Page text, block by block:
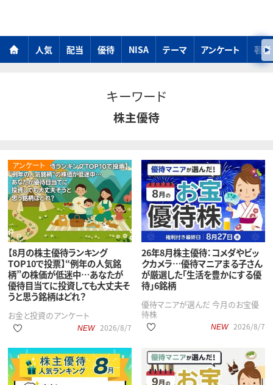
人気 配当 優待 NISA テーマ アンケート 著者
キーワード
株主優待
アンケート
【8月の株主優待ランキング
TOP10で投票】“例年の人気銘
柄”の株価が低迷中…あなたが
優待目当てに投資しても大丈夫そ
うと思う銘柄はどれ？
お金と投資のアンケート
NEW 2026/8/7
26年8月株主優待：コメダやビッ
クカメラ…優待マニアまる子さん
が厳選した「生活を豊かにする優
待」6銘柄
優待マニアが選んだ 今月のお宝優
待株
NEW 2026/8/7